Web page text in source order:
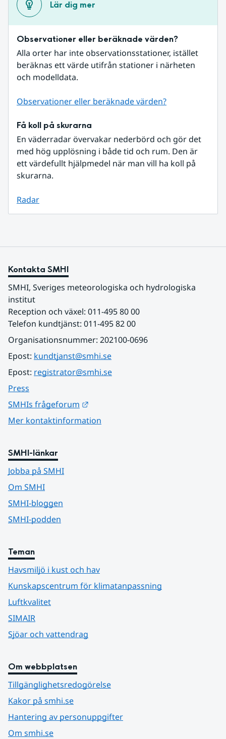
Lär dig mer
Observationer eller beräknade värden?
Alla orter har inte observationsstationer, istället
beräknas ett värde utifrån stationer i närheten
och modelldata.
Observationer eller beräknade värden?
Få koll på skurarna
En väderradar övervakar nederbörd och gör det
med hög upplösning i både tid och rum. Den är
ett värdefullt hjälpmedel när man vill ha koll på
skurarna.
Radar
Kontakta SMHI
SMHI, Sveriges meteorologiska och hydrologiska
institut
Reception och växel: 011-495 80 00
Telefon kundtjänst: 011-495 82 00
Organisationsnummer: 202100-0696
Epost: kundtjanst@smhi.se
Epost: registrator@smhi.se
Press
SMHIs frågeforum
Mer kontaktinformation
SMHI-länkar
Jobba på SMHI
Om SMHI
SMHI-bloggen
SMHI-podden
Teman
Havsmiljö i kust och hav
Kunskapscentrum för klimatanpassning
Luftkvalitet
SIMAIR
Sjöar och vattendrag
Om webbplatsen
Tillgänglighetsredogörelse
Kakor på smhi.se
Hantering av personuppgifter
Om smhi.se